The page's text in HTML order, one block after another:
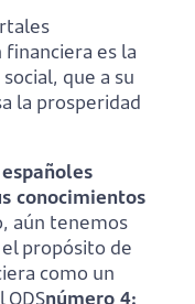
es la
que a su
la prosperidad
conocimientos
aún tenemos
propósito de
como un
número 4: